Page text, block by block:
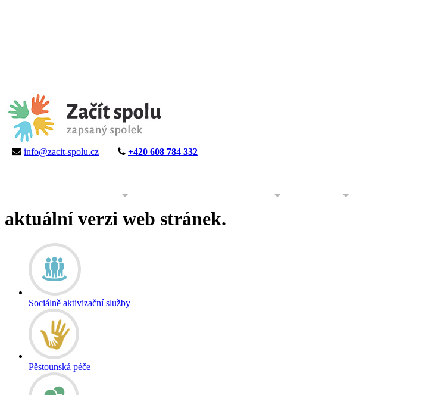
info@zacit-spolu.cz +420 608 784 332
aktuální verzi web stránek.
Sociálně aktivizační služby
Pěstounská péče